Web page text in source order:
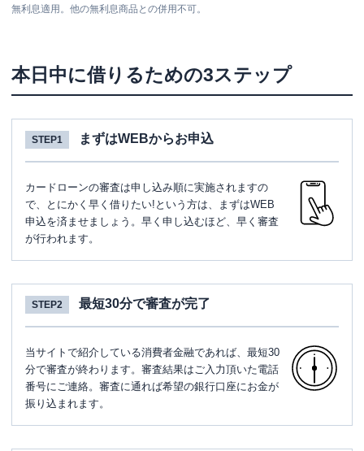
無利息適用。他の無利息商品との併用不可。
本日中に借りるための3ステップ
STEP1 まずはWEBからお申込
カードローンの審査は申し込み順に実施されますの
で、とにかく早く借りたい!という方は、まずはWEB
申込を済ませましょう。早く申し込むほど、早く審査
が行われます。
STEP2 最短30分で審査が完了
当サイトで紹介している消費者金融であれば、最短30
分で審査が終わります。審査結果はご入力頂いた電話
番号にご連絡。審査に通れば希望の銀行口座にお金が
振り込まれます。